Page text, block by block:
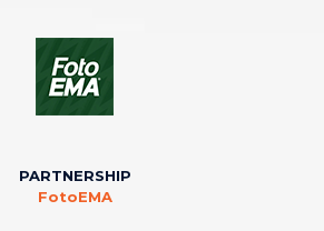
PARTNERSHIP
FotoEMA